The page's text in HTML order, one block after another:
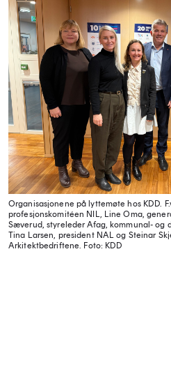
Organisasjonene på lyttemøte hos KDD.
profesjonskomitéen NIL, ­Line Oma,
Sæverud, styreleder Afag, kommunal- og
Tina Larsen, president NAL og Steinar
Arkitektbedriftene. Foto: KDD